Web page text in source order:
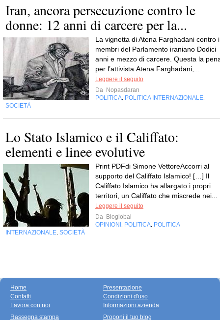
Iran, ancora persecuzione contro le
donne: 12 anni di carcere per la...
La vignetta di Atena Farghadani contro i
membri del Parlamento iraniano Dodici
anni e mezzo di carcere. Questa la
per l’attivista Atena Farghadani,...
Leggere il seguito
Da Nopasdaran
POLITICA POLITICA INTERNAZIONALE
SOCIETÀ
Lo Stato Islamico e il Califfato:
elementi e linee evolutive
Print PDFdi Simone VettoreAccorri al
supporto del Califfato Islamico! […] Il
Califfato Islamico ha allargato i propri
territori, un Califfato che miscrede nei...
Leggere il seguito
Da Bloglobal
OPINIONI
POLITICA POLITICA
INTERNAZIONALE SOCIETÀ
Home
Contatti
Lavora con noi
Presentazione
Condizioni d'uso
Informazioni azienda
Rassegna stampa
Proponi il tuo blog